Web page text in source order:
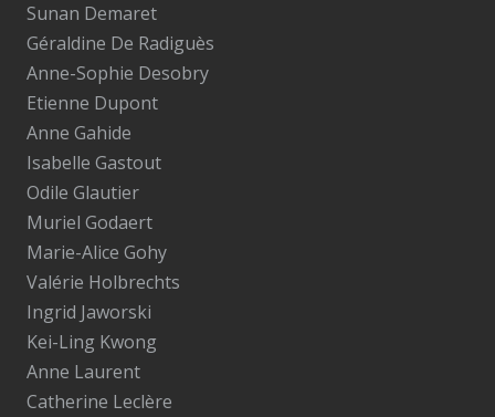
Sunan Demaret
Géraldine De Radiguès
Anne-Sophie Desobry
Etienne Dupont
Anne Gahide
Isabelle Gastout
Odile Glautier
Muriel Godaert
Marie-Alice Gohy
Valérie Holbrechts
Ingrid Jaworski
Kei-Ling Kwong
Anne Laurent
Catherine Leclère